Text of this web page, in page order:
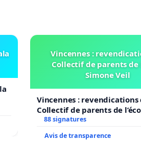
Vincennes :
Collectif de parents de
Simone Veil
Vincennes : revendications
Collectif de parents de
Veil
88 signatures
Avis de transparence